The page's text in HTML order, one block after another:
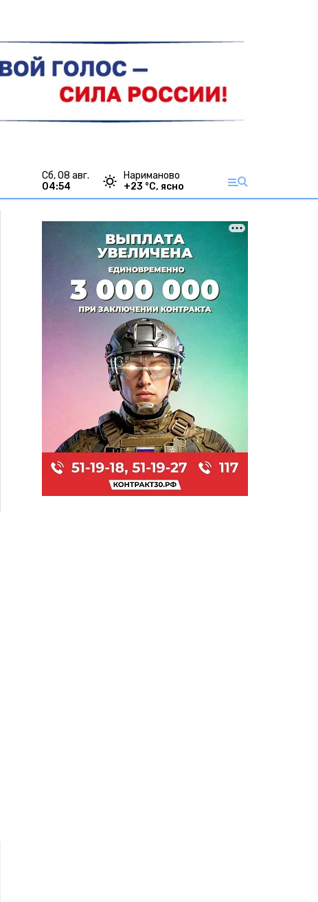
сб, 08 авг.
04:54
Нариманово
+23 °С, ясно